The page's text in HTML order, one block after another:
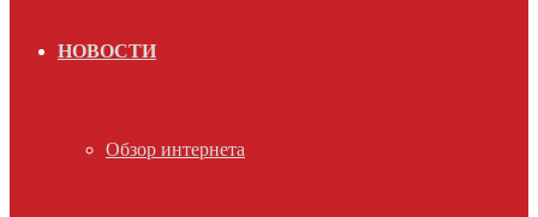
НОВОСТИ
Обзор интернета